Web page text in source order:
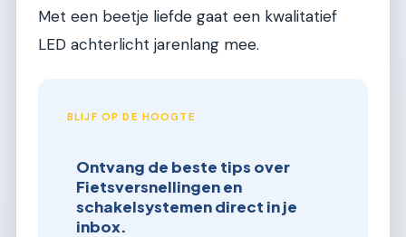
Met een beetje liefde gaat een kwalitatief
LED achterlicht jarenlang mee.
BLIJF OP DE HOOGTE
Ontvang de beste tips over
Fietsversnellingen en
schakelsystemen direct in je
inbox.